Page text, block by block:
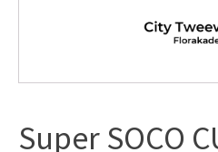
Super SOCO